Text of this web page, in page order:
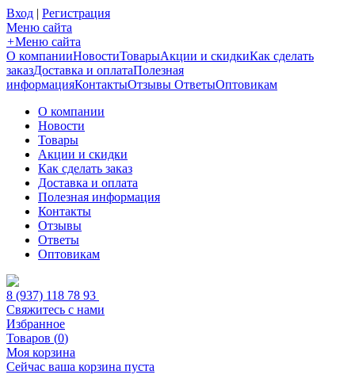
Вход | Регистрация
Меню сайта
+Меню сайта
О компанииНовостиТоварыАкции и скидкиКак сделать
заказДоставка и оплатаПолезная
информацияКонтактыОтзывы ОтветыОптовикам
О компании
Новости
Товары
Акции и скидки
Как сделать заказ
Доставка и оплата
Полезная информация
Контакты
Отзывы
Ответы
Оптовикам
8 (937) 118 78 93
Свяжитесь с нами
Избранное
Товаров (0)
Моя корзина
Сейчас ваша корзина пуста